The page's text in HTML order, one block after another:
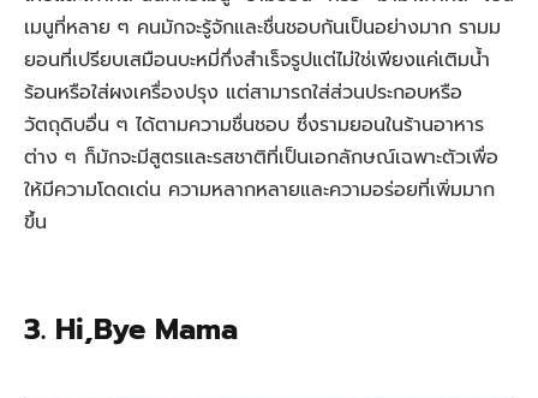
เมนูที่หลาย ๆ คนมักจะรู้จักและชื่นชอบกันเป็นอย่างมาก รามม
ยอนที่เปรียบเสมือนบะหมี่กึ่งสำเร็จรูปแต่ไม่ใช่เพียงแค่เติมน้ำ
ร้อนหรือใส่ผงเครื่องปรุง แต่สามารถใส่ส่วนประกอบหรือ
วัตถุดิบอื่น ๆ ได้ตามความชื่นชอบ ซึ่งรามยอนในร้านอาหาร
ต่าง ๆ ก็มักจะมีสูตรและรสชาติที่เป็นเอกลักษณ์เฉพาะตัวเพื่อ
ให้มีความโดดเด่น ความหลากหลายและความอร่อยที่เพิ่มมาก
ขึ้น
3. Hi,Bye Mama